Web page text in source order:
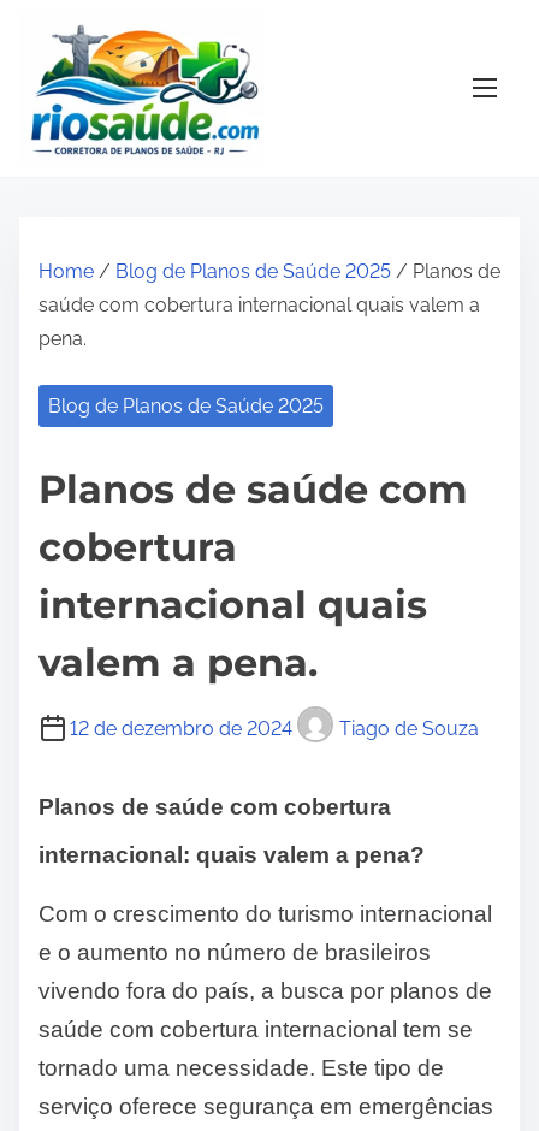
Home / Blog de Planos de Saúde 2025 / Planos de
saúde com cobertura internacional quais valem a
pena.
Blog de Planos de Saúde 2025
Planos de saúde com
cobertura
internacional quais
valem a pena.
12 de dezembro de 2024 Tiago de Souza
Planos de saúde com cobertura
internacional: quais valem a pena?
Com o crescimento do turismo internacional
e o aumento no número de brasileiros
vivendo fora do país, a busca por planos de
saúde com cobertura internacional tem se
tornado uma necessidade. Este tipo de
serviço oferece segurança em emergências